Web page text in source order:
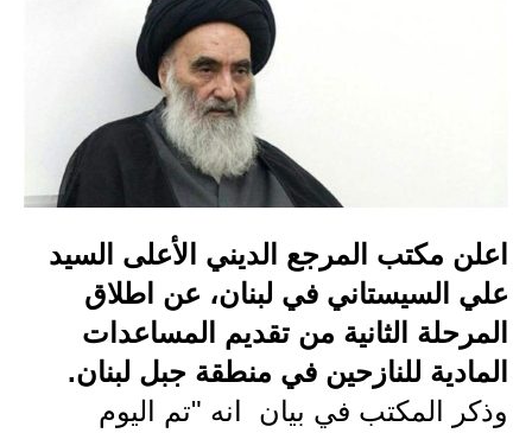
المنح المالية
قطع الاراضي
اخبار العراق
الاخبار السياسية
الاخبار الامنية
الاخبار الاقتصادية
الاخبار الرياضية
المدارس
اعلن مكتب المرجع الديني الأعلى السيد
علي السيستاني في لبنان، عن اطلاق
المرحلة الثانية من تقديم المساعدات
المادية للنازحين في منطقة جبل لبنان.
وذكر المكتب في بيان انه "تم اليوم